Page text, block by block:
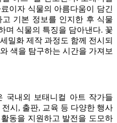
이자 식물의 아름다움이 담긴
기본 정보를 인지한 후 식물
며 식물의 특징을 담아낸다. 꽃
밀화 제작 과정도 함께 전시되
색을 탐구하는 시간을 가져보
국내외 보태니컬 아트 작가들
시, 출판, 교육 등 다양한 행사
동을 지원하고 발전을 도모하